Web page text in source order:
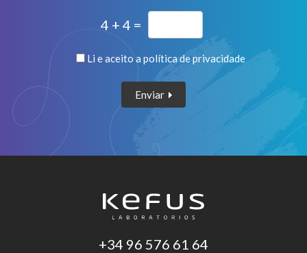
4 + 4 =
Li e aceito a política de privacidade
Enviar
+34 96 576 61 64